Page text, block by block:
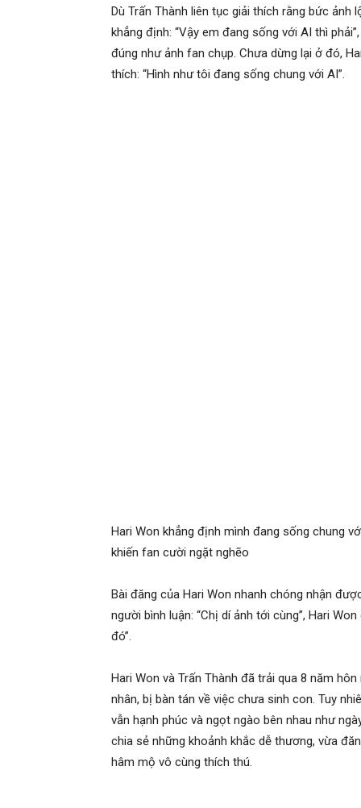
Dù Trấn Thành liên tục giải thích rằng bức ảnh
khẳng định: “Vậy em đang sống với AI thì
đúng như ảnh fan chụp. Chưa dừng lại ở đó,
thích: “Hình như tôi đang sống chung với AI”.
Bài đăng của Hari Won nhanh chóng nhận
đó”.
Hari Won và Trấn Thành đã trải qua 8 năm
vẫn hạnh phúc và ngọt ngào bên nhau như
chia sẻ những khoảnh khắc dễ thương, vừa
hâm mộ vô cùng thích thú.